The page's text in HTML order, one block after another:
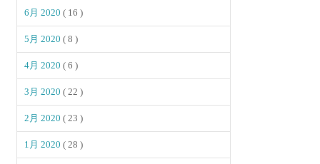
6月 2020( 16 )
5月 2020( 8 )
4月 2020( 6 )
3月 2020( 22 )
2月 2020( 23 )
1月 2020( 28 )